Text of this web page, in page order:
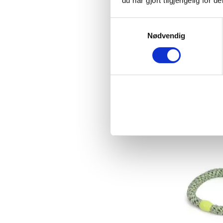
Nødvendig
HÅRSTRIKK